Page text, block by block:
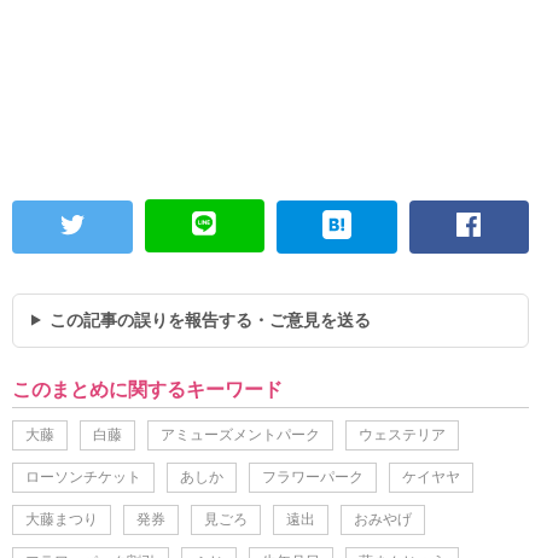
この記事の誤りを報告する・ご意見を送る
このまとめに関するキーワード
大藤 白藤 アミューズメントパーク ウェステリア
ローソンチケット あしか フラワーパーク ケイヤヤ
大藤まつり 発券 見ごろ 遠出 おみやげ